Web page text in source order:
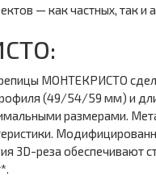
— как частных, так и
МОНТЕКРИСТО
(49/54/59 мм) и
размерами.
3D-реза